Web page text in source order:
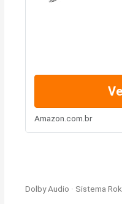
Amazon.com.br
Dolby Audio · Sistema